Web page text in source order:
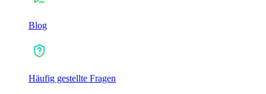
Blog
Häufig gestellte Fragen